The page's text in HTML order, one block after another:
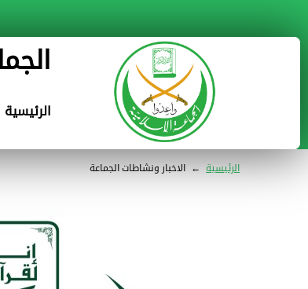
الرئيسية
الرئيسية ← الاخبار ونشاطات الجماعة